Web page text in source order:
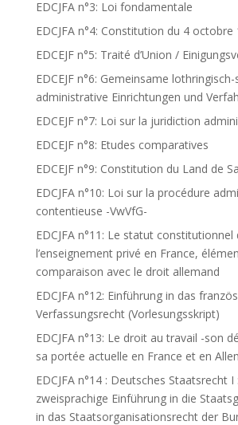
EDCJFA n°3: Loi fondamentale
EDCJFA n°4: Constitution du 4 octobre
EDCEJF n°5: Traité d’Union /
EDCEJF n°6: Gemeinsame
administrative Einrichtungen und
EDCEJF n°7: Loi sur la juridiction
EDCEJF n°8: Etudes comparatives
EDCEJF n°9: Constitution du Land de
EDCJFA n°10: Loi sur la procédure
contentieuse -VwVfG-
EDCJFA n°11: Le statut constitutionnel
l’enseignement privé en France,
comparaison avec le droit allemand
EDCJFA n°12: Einführung in das
Verfassungsrecht (Vorlesungsskript)
EDCJFA n°13: Le droit au travail -son
sa portée actuelle en France et en
EDCJFA n°14 : Deutsches Staatsrecht I
zweisprachige Einführung in die
in das Staatsorganisationsrecht der